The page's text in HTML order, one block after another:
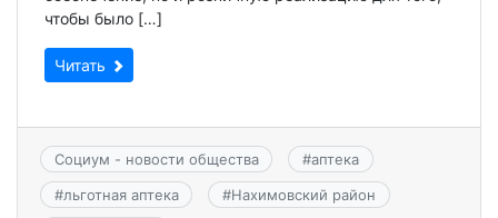
чтобы было […]
Читать
Социум - новости общества #аптека
#льготная аптека #Нахимовский район